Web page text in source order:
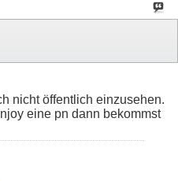
nicht öffentlich einzusehen.
eine pn dann bekommst